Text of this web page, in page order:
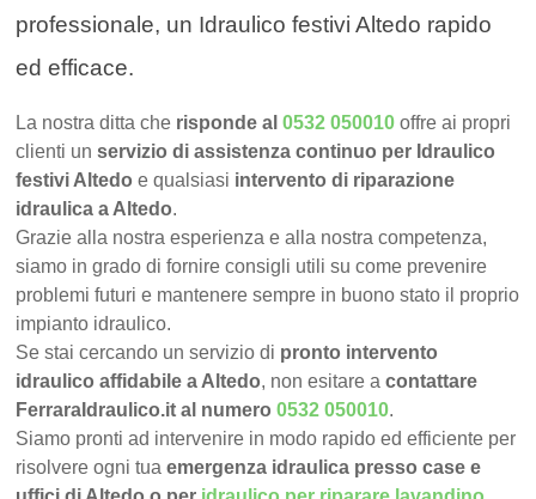
professionale, un Idraulico festivi Altedo rapido
ed efficace.
La nostra ditta che risponde al0532 050010 offre ai propri
clienti unservizio di assistenza continuo per Idraulico
festivi Altedo e qualsiasi intervento di riparazione
idraulica a Altedo.
Grazie alla nostra esperienza e alla nostra competenza,
siamo in grado di fornire consigli utili su come prevenire
problemi futuri e mantenere sempre in buono stato il proprio
impianto idraulico.
Se stai cercando un servizio di pronto intervento
idraulico affidabile a Altedo, non esitare acontattare
FerraraIdraulico.it al numero0532 050010.
Siamo pronti ad intervenire in modo rapido ed efficiente per
risolvere ogni tuaemergenza idraulica presso case e